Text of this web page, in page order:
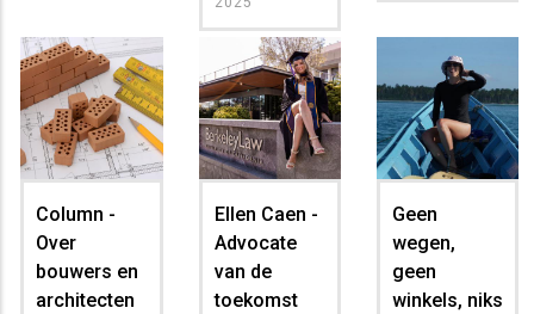
Column -
Over
bouwers en
architecten
Ellen Caen -
Advocate
van de
toekomst
Geen
wegen,
geen
winkels, niks